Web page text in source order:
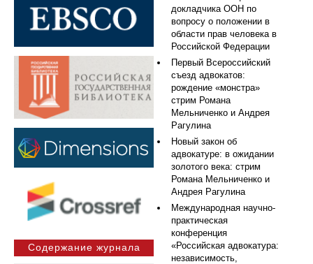
Содержание журнала
докладчика ООН по
вопросу о положении в
области прав человека в
Российской Федерации
Первый Всероссийский
съезд адвокатов:
рождение «монстра»
стрим Романа
Мельниченко и Андрея
Рагулина
Новый закон об
адвокатуре: в ожидании
золотого века: стрим
Романа Мельниченко и
Андрея Рагулина
Международная научно-
практическая
конференция
«Российская адвокатура:
независимость,